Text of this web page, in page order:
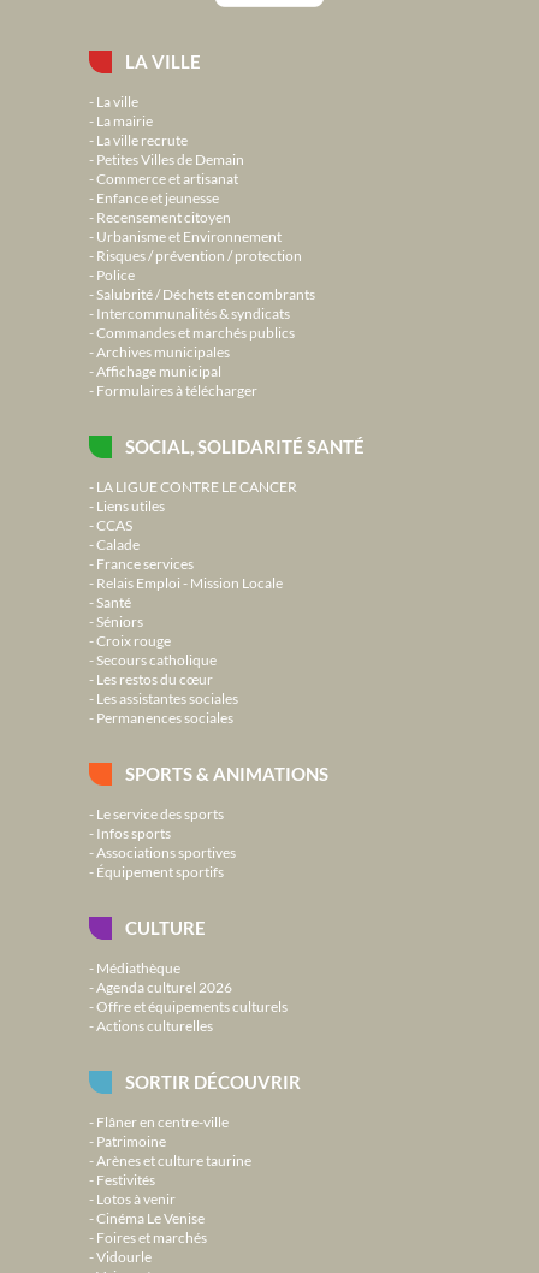
LA VILLE
La ville
La mairie
La ville recrute
Petites Villes de Demain
Commerce et artisanat
Enfance et jeunesse
Recensement citoyen
Urbanisme et Environnement
Risques / prévention / protection
Police
Salubrité / Déchets et encombrants
Intercommunalités & syndicats
Commandes et marchés publics
Archives municipales
Affichage municipal
Formulaires à télécharger
SOCIAL, SOLIDARITÉ SANTÉ
LA LIGUE CONTRE LE CANCER
Liens utiles
CCAS
Calade
France services
Relais Emploi - Mission Locale
Santé
Séniors
Croix rouge
Secours catholique
Les restos du cœur
Les assistantes sociales
Permanences sociales
SPORTS & ANIMATIONS
Le service des sports
Infos sports
Associations sportives
Équipement sportifs
CULTURE
Médiathèque
Agenda culturel 2026
Offre et équipements culturels
Actions culturelles
SORTIR DÉCOUVRIR
Flâner en centre-ville
Patrimoine
Arènes et culture taurine
Festivités
Lotos à venir
Cinéma Le Venise
Foires et marchés
Vidourle